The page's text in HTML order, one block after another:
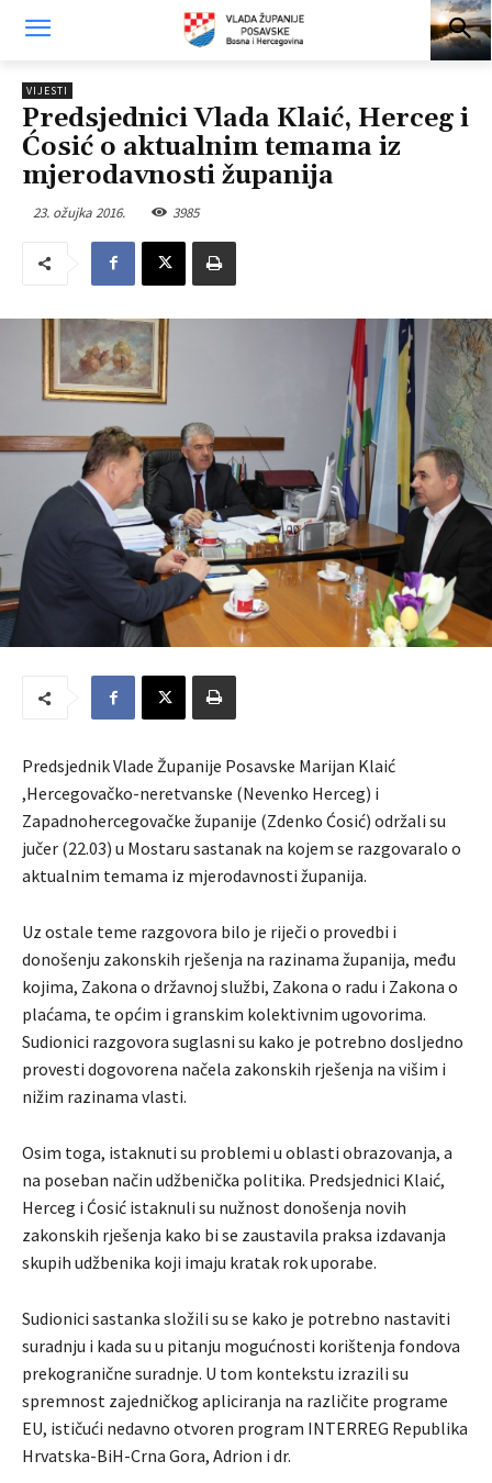
VIJESTI
Predsjednici Vlada Klaić, Herceg i
Ćosić o aktualnim temama iz
mjerodavnosti županija
23. ožujka 2016. 3985
Predsjednik Vlade Županije Posavske Marijan Klaić
,Hercegovačko-neretvanske (Nevenko Herceg) i
Zapadnohercegovačke županije (Zdenko Ćosić) održali su
jučer (22.03) u Mostaru sastanak na kojem se razgovaralo o
aktualnim temama iz mjerodavnosti županija.
Uz ostale teme razgovora bilo je riječi o provedbi i
donošenju zakonskih rješenja na razinama županija, među
kojima, Zakona o državnoj službi, Zakona o radu i Zakona o
plaćama, te općim i granskim kolektivnim ugovorima.
Sudionici razgovora suglasni su kako je potrebno dosljedno
provesti dogovorena načela zakonskih rješenja na višim i
nižim razinama vlasti.
Osim toga, istaknuti su problemi u oblasti obrazovanja, a
na poseban način udžbenička politika. Predsjednici Klaić,
Herceg i Ćosić istaknuli su nužnost donošenja novih
zakonskih rješenja kako bi se zaustavila praksa izdavanja
skupih udžbenika koji imaju kratak rok uporabe.
Sudionici sastanka složili su se kako je potrebno nastaviti
suradnju i kada su u pitanju mogućnosti korištenja fondova
prekogranične suradnje. U tom kontekstu izrazili su
spremnost zajedničkog apliciranja na različite programe
EU, ističući nedavno otvoren program INTERREG Republika
Hrvatska-BiH-Crna Gora, Adrion i dr.